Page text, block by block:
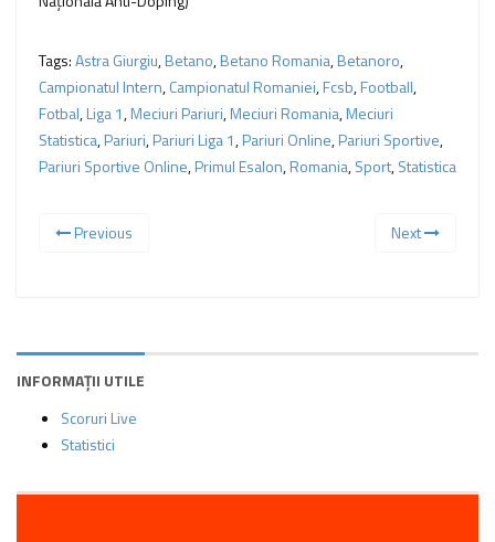
Tags:Astra Giurgiu,Betano,Betano Romania,Betanoro,
Campionatul Intern,Campionatul Romaniei,Fcsb,Football,
Fotbal,Liga 1,Meciuri Pariuri,Meciuri Romania,Meciuri
Statistica,Pariuri,Pariuri Liga 1,Pariuri Online,Pariuri Sportive,
Pariuri Sportive Online,Primul Esalon,Romania,Sport,Statistica
Previous Next
INFORMAȚII UTILE
Scoruri Live
Statistici